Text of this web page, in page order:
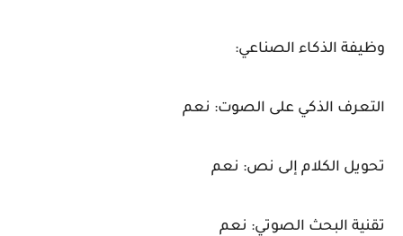
وظيفة الذكاء الصناعي:
التعرف الذكي على الصوت: نعم
تحويل الكلام إلى نص: نعم
تقنية البحث الصوتي: نعم